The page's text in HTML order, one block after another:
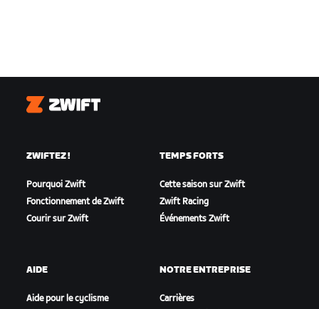
Zwift
ZWIFTEZ !
Pourquoi Zwift
Fonctionnement de Zwift
Courir sur Zwift
TEMPS FORTS
Cette saison sur Zwift
Zwift Racing
Événements Zwift
AIDE
Aide pour le cyclisme
NOTRE ENTREPRISE
Carrières